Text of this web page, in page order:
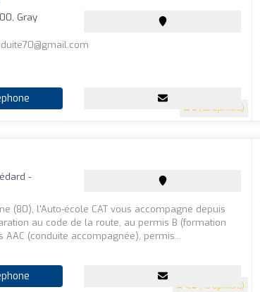
5 (52 Opinions)
Gray
4.6 (40 Opinions)
-
(80), l'Auto-école CAT vous accompagne depuis
au code de la route, au permis B (formation
(conduite accompagnée), permis...